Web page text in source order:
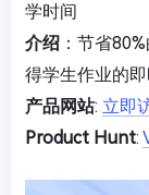
学时间
介绍 ：节省
得学生作业的即
产品网站: 立即
Product Hunt: